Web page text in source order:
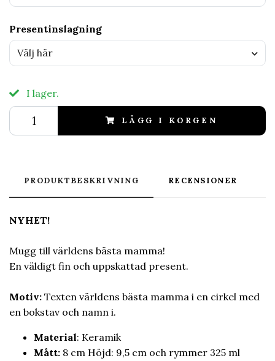
Presentinslagning
Välj här
I lager.
LÄGG I KORGEN
PRODUKTBESKRIVNING RECENSIONER
NYHET!
Mugg till världens bästa mamma!
En väldigt fin och uppskattad present.
Motiv: Texten världens bästa mamma i en cirkel med
en bokstav och namn i.
Material: Keramik
Mått: 8 cm Höjd: 9,5 cm och rymmer 325 ml